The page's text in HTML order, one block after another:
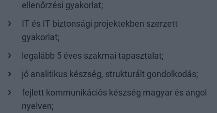
ellenőrzési gyakorlat;
IT és IT biztonsági projektekben szerzett
gyakorlat;
legalább 5 éves szakmai tapasztalat;
jó analitikus készség, strukturált gondolkodás;
fejlett kommunikációs készség magyar és angol
nyelven;